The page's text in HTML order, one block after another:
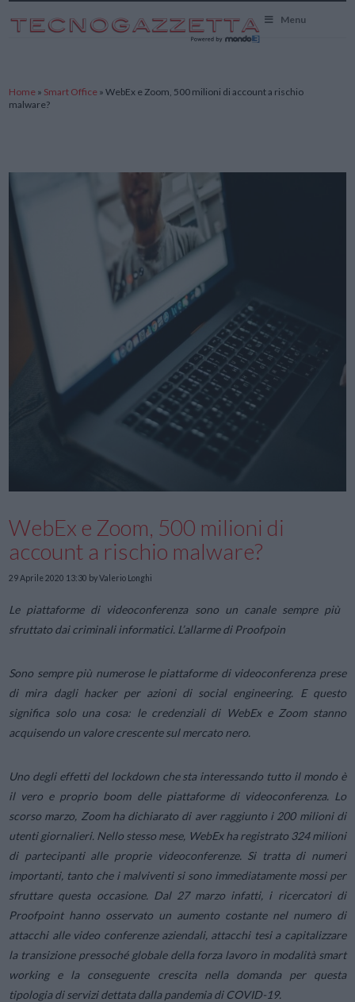
Menu
Home » Smart Office »WebEx e Zoom, 500 milioni di account a rischio
malware?
WebEx e Zoom, 500 milioni di
account a rischio malware?
29 Aprile 2020 13:30 by Valerio Longhi
Le piattaforme di videoconferenza sono un canale sempre più
sfruttato dai criminali informatici. L’allarme di Proofpoin
Sono sempre più numerose le piattaforme di videoconferenza prese
di mira dagli hacker per azioni di social engineering. E questo
significa solo una cosa: le credenziali di WebEx e Zoom stanno
acquisendo un valore crescente sul mercato nero.
Uno degli effetti del lockdown che sta interessando tutto il mondo è
il vero e proprio boom delle piattaforme di videoconferenza. Lo
scorso marzo, Zoom ha dichiarato di aver raggiunto i 200 milioni di
utenti giornalieri. Nello stesso mese, WebEx ha registrato 324 milioni
di partecipanti alle proprie videoconferenze. Si tratta di numeri
importanti, tanto che i malviventi si sono immediatamente mossi per
sfruttare questa occasione. Dal 27 marzo infatti, i ricercatori di
Proofpoint hanno osservato un aumento costante nel numero di
attacchi alle video conferenze aziendali, attacchi tesi a capitalizzare
la transizione pressoché globale della forza lavoro in modalità smart
working e la conseguente crescita nella domanda per questa
tipologia di servizi dettata dalla pandemia di COVID-19.